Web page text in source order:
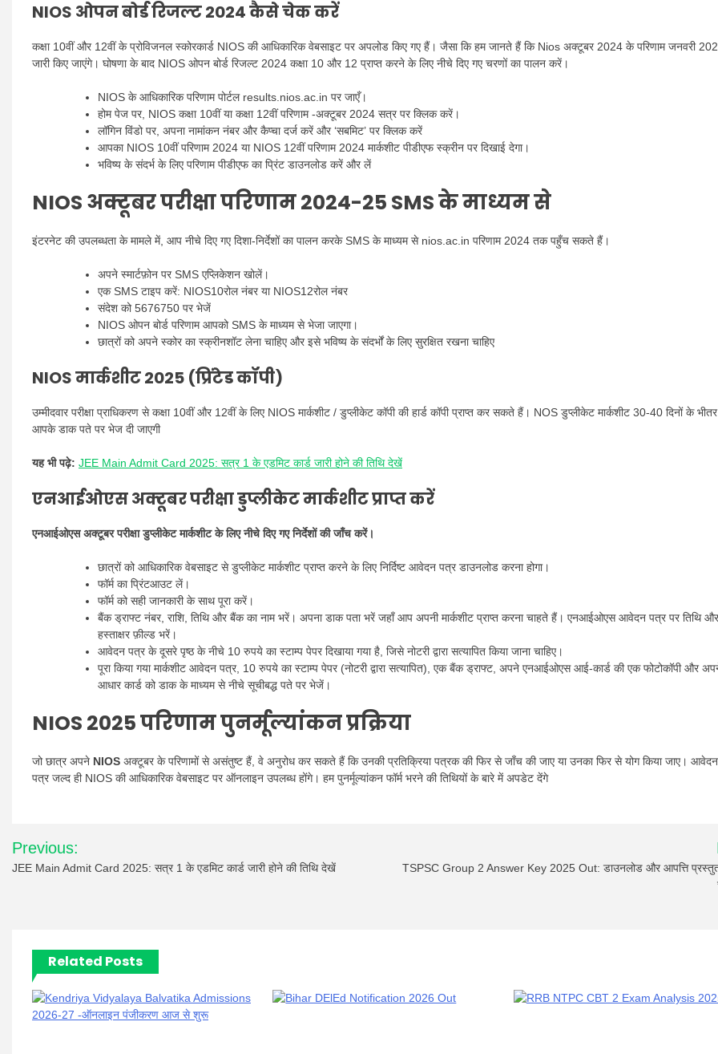
NIOS ओपन बोर्ड रिजल्ट 2024 कैसे चेक करें
कक्षा 10वीं और 12वीं के प्रोविजनल स्कोरकार्ड NIOS की आधिकारिक वेबसाइट पर अपलोड किए गए हैं। जैसा कि हम जानते हैं कि Nios अक्टूबर 2024 के परिणाम जनवरी
जारी किए जाएंगे। घोषणा के बाद NIOS ओपन बोर्ड रिजल्ट 2024 कक्षा 10 और 12 प्राप्त करने के लिए नीचे दिए गए चरणों का पालन करें।
NIOS के आधिकारिक परिणाम पोर्टल results.nios.ac.in पर जाएँ।
होम पेज पर, NIOS कक्षा 10वीं या कक्षा 12वीं परिणाम -अक्टूबर 2024 सत्र पर क्लिक करें।
लॉगिन विंडो पर, अपना नामांकन नंबर और कैप्चा दर्ज करें और ‘सबमिट’ पर क्लिक करें
आपका NIOS 10वीं परिणाम 2024 या NIOS 12वीं परिणाम 2024 मार्कशीट पीडीएफ स्क्रीन पर दिखाई देगा।
भविष्य के संदर्भ के लिए परिणाम पीडीएफ का प्रिंट डाउनलोड करें और लें
NIOS अक्टूबर परीक्षा परिणाम 2024-25 SMS के माध्यम से
इंटरनेट की उपलब्धता के मामले में, आप नीचे दिए गए दिशा-निर्देशों का पालन करके SMS के माध्यम से nios.ac.in परिणाम 2024 तक पहुँच सकते हैं।
अपने स्मार्टफ़ोन पर SMS एप्लिकेशन खोलें।
एक SMS टाइप करें: NIOS10रोल नंबर या NIOS12रोल नंबर
संदेश को 5676750 पर भेजें
NIOS ओपन बोर्ड परिणाम आपको SMS के माध्यम से भेजा जाएगा।
छात्रों को अपने स्कोर का स्क्रीनशॉट लेना चाहिए और इसे भविष्य के संदर्भों के लिए सुरक्षित रखना चाहिए
NIOS मार्कशीट 2025 (प्रिंटेड कॉपी)
उम्मीदवार परीक्षा प्राधिकरण से कक्षा 10वीं और 12वीं के लिए NIOS मार्कशीट / डुप्लीकेट कॉपी की हार्ड कॉपी प्राप्त कर सकते हैं। NOS डुप्लीकेट मार्कशीट 30-40 दिनों के भीतर
आपके डाक पते पर भेज दी जाएगी
यह भी पढ़े: JEE Main Admit Card 2025: सत्र 1 के एडमिट कार्ड जारी होने की तिथि देखें
एनआईओएस अक्टूबर परीक्षा डुप्लीकेट मार्कशीट प्राप्त करें
एनआईओएस अक्टूबर परीक्षा डुप्लीकेट मार्कशीट के लिए नीचे दिए गए निर्देशों की जाँच करें।
छात्रों को आधिकारिक वेबसाइट से डुप्लीकेट मार्कशीट प्राप्त करने के लिए निर्दिष्ट आवेदन पत्र डाउनलोड करना होगा।
फॉर्म का प्रिंटआउट लें।
फॉर्म को सही जानकारी के साथ पूरा करें।
बैंक ड्राफ्ट नंबर, राशि, तिथि और बैंक का नाम भरें। अपना डाक पता भरें जहाँ आप अपनी मार्कशीट प्राप्त करना चाहते हैं। एनआईओएस आवेदन पत्र पर तिथि और
हस्ताक्षर फ़ील्ड भरें।
आवेदन पत्र के दूसरे पृष्ठ के नीचे 10 रुपये का स्टाम्प पेपर दिखाया गया है, जिसे नोटरी द्वारा सत्यापित किया जाना चाहिए।
पूरा किया गया मार्कशीट आवेदन पत्र, 10 रुपये का स्टाम्प पेपर (नोटरी द्वारा सत्यापित), एक बैंक ड्राफ्ट, अपने एनआईओएस आई-कार्ड की एक फोटोकॉपी और
आधार कार्ड को डाक के माध्यम से नीचे सूचीबद्ध पते पर भेजें।
NIOS 2025 परिणाम पुनर्मूल्यांकन प्रक्रिया
जो छात्र अपने NIOS अक्टूबर के परिणामों से असंतुष्ट हैं, वे अनुरोध कर सकते हैं कि उनकी प्रतिक्रिया पत्रक की फिर से जाँच की जाए या उनका फिर से योग किया जाए। आवेदन
पत्र जल्द ही NIOS की आधिकारिक वेबसाइट पर ऑनलाइन उपलब्ध होंगे। हम पुनर्मूल्यांकन फॉर्म भरने की तिथियों के बारे में अपडेट देंगे
Post
navigation
Previous:
JEE Main Admit Card 2025: सत्र 1 के एडमिट कार्ड जारी होने की तिथि देखें
TSPSC Group 2 Answer Key 2025 Out: डाउनलोड और आपत्ति
Related Posts